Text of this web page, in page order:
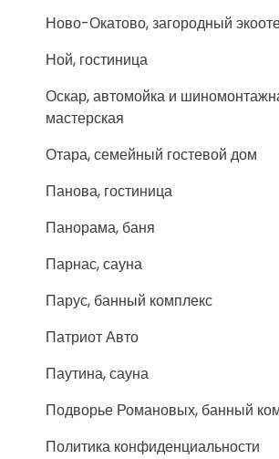
Ново-Окатово, загородный
Ной, гостиница
Оскар, автомойка и
мастерская
Отара, семейный гостевой дом
Панова, гостиница
Панорама, баня
Парнас, сауна
Парус, банный комплекс
Патриот Авто
Паутина, сауна
Подворье Романовых, банный
Политика конфиденциальности